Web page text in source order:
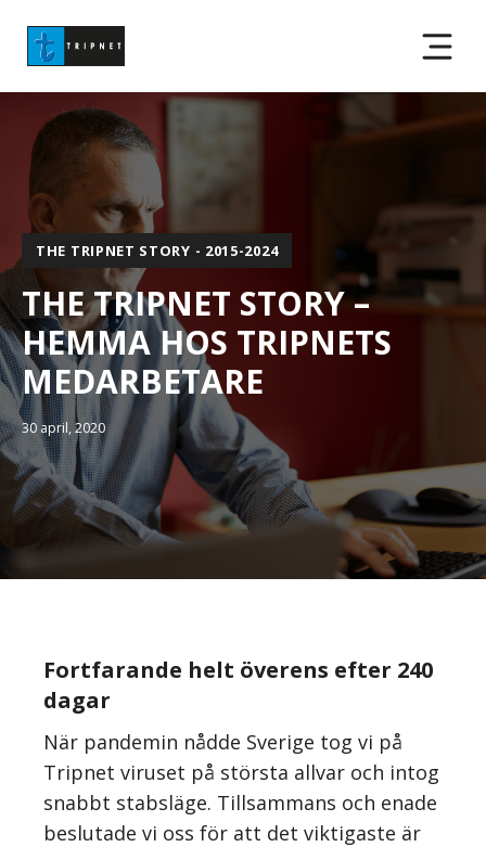
THE TRIPNET STORY - 2015-2024
THE TRIPNET STORY –
HEMMA HOS TRIPNETS
MEDARBETARE
30 april, 2020
Fortfarande helt överens efter 240
dagar
När pandemin nådde Sverige tog vi på
Tripnet viruset på största allvar och intog
snabbt stabsläge. Tillsammans och enade
beslutade vi oss för att det viktigaste är